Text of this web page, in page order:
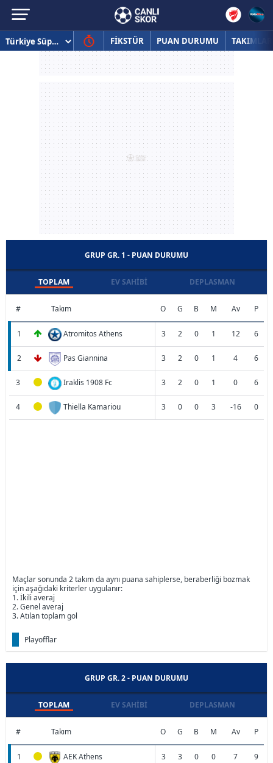
FİKSTÜR PUAN DURUMU TAKIMLAR
GRUP GR. 1 - PUAN DURUMU
TOPLAM EV SAHIBI DEPLASMAN
# Takım O G B M Av P
1 Atromitos Athens 3 2 0 1 12 6
2 Pas Giannina 3 2 0 1 4 6
3 Iraklis 1908 Fc 3 2 0 1 0 6
4 Thiella Kamariou 3 0 0 3 -16 0
Maçlar sonunda 2 takım da aynı puana sahiplerse, beraberliği bozmak
için aşağıdaki kriterler uygulanır:
1. İkili averaj
2. Genel averaj
3. Atılan toplam gol
Playofflar
GRUP GR. 2 - PUAN DURUMU
TOPLAM EV SAHIBI DEPLASMAN
# Takım O G B M Av P
1 AEK Athens 3 3 0 0 7 9